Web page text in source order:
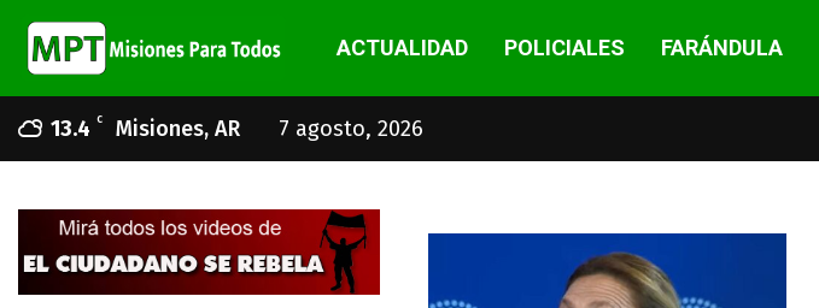
ACTUALIDAD POLICIALES FARÁNDULA
13.4 C Misiones, AR 7 agosto, 2026